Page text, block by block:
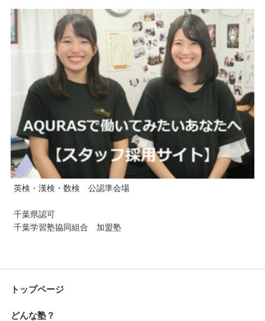
英検・漢検・数検 公認準会場
千葉県認可
千葉学習塾協同組合 加盟塾
トップページ
どんな塾？